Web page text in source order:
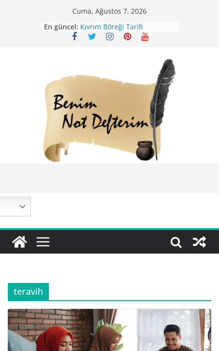
Cuma, Ağustos 7, 2026
En güncel: Kıvrım Böreği Tarifi
Karabuğday Pilavı Tarifi
teravih